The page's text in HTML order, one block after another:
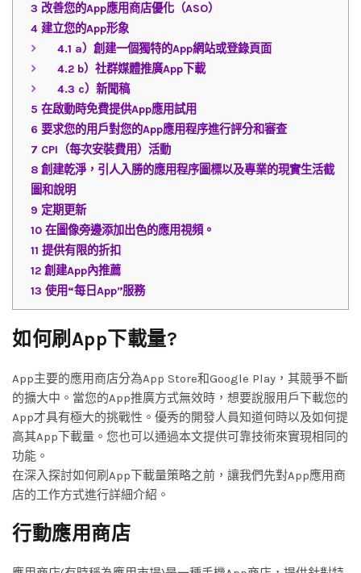
3 改善您的App應用商店優化（ASO）
4 建立您的App形象
4.1 a）創建一個獨特的App網站或登錄頁面
4.2 b）社群媒體推廣App下載
4.3 c）新聞稿
5 在啟動時免費提供App應用試用
6 要求您的用戶對您的App應用程序進行評分和審查
7 CPI（每次安裝費用）活動
8 創建乾淨，引人入勝的應用程序圖標以及專業的現實生活截
圖和說明
9 定期更新
10 在圖像旁邊添加出色的應用視頻。
11 提供有限的折扣
12 創建App內推薦
13 使用“每日App”服務
如何刷App下載量?
App主要的應用商店分為App Store和Google Play，其競爭不斷
的擴大中。當您的App推廣方式無效時，想要說服用戶下載您的
App才具有極大的挑戰性。優秀的開發人員知道何時以及如何提
高其App下載量。您也可以通過本文提供可靠技術來實現相同的
功能。
在深入探討如何刷App下載量策略之前，讓我們先對App應用商
店的工作方式進行詳細介紹。
行動應用商店